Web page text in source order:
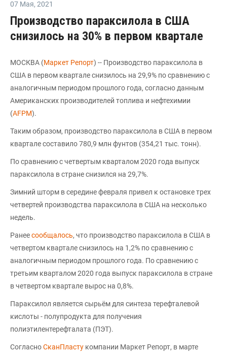
07 Мая, 2021
Производство параксилола в США
снизилось на 30% в первом квартале
МОСКВА (Маркет Репорт) -- Производство параксилола в
США в первом квартале снизилось на 29,9% по сравнению с
аналогичным периодом прошлого года, согласно данным
Американских производителей топлива и нефтехимии
(AFPM).
Таким образом, производство параксилола в США в первом
квартале составило 780,9 млн фунтов (354,21 тыс. тонн).
По сравнению с четвертым кварталом 2020 года выпуск
параксилола в стране снизился на 29,7%.
Зимний шторм в середине февраля привел к остановке трех
четвертей производства параксилола в США на несколько
недель.
Ранеесообщалось, что производство параксилола в США в
четвертом квартале снизилось на 1,2% по сравнению с
аналогичным периодом прошлого года. По сравнению с
третьим кварталом 2020 года выпуск параксилола в стране
в четвертом квартале вырос на 0,8%.
Параксилол является сырьём для синтеза терефталевой
кислоты - полупродукта для получения
полиэтилентерефталата (ПЭТ).
СогласноСканПласту компании Маркет Репорт, в марте